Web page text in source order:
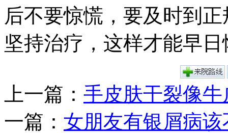
后不要惊慌，要及时到
坚持治疗，这样才能早
上一篇： 手皮肤干裂像
一篇： 女朋友有银屑病